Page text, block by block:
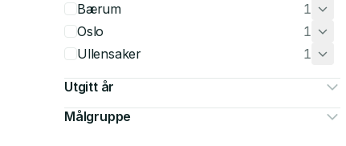
Bærum
1
Oslo
1
Ullensaker
1
Utgitt år
Målgruppe